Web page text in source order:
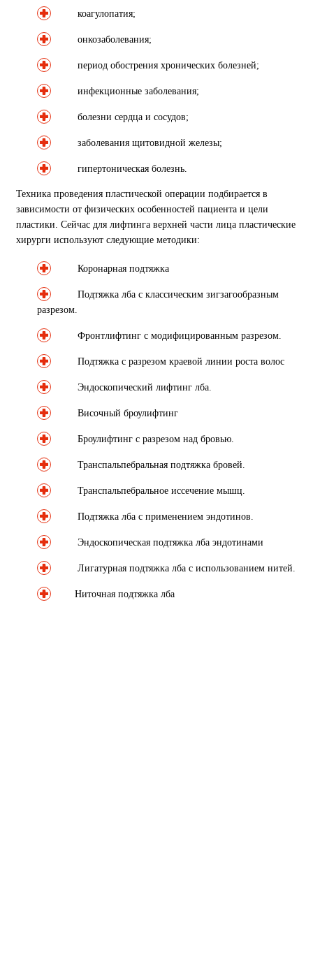
коагулопатия;
онкозаболевания;
период обострения хронических болезней;
инфекционные заболевания;
болезни сердца и сосудов;
заболевания щитовидной железы;
гипертоническая болезнь.
Техника проведения пластической операции подбирается в
зависимости от физических особенностей пациента и цели
пластики. Сейчас для лифтинга верхней части лица пластические
хирурги используют следующие методики:
Коронарная подтяжка
Подтяжка лба с классическим зигзагообразным
разрезом.
Фронтлифтинг с модифицированным разрезом.
Подтяжка с разрезом краевой линии роста волос
Эндоскопический лифтинг лба.
Височный броулифтинг
Броулифтинг с разрезом над бровью.
Транспальпебральная подтяжка бровей.
Транспальпебральное иссечение мышц.
Подтяжка лба с применением эндотинов.
Эндоскопическая подтяжка лба эндотинами
Лигатурная подтяжка лба с использованием нитей.
Ниточная подтяжка лба